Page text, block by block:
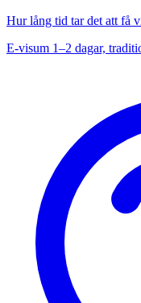
Hur lång tid tar det att få
E-visum 1–2 dagar,